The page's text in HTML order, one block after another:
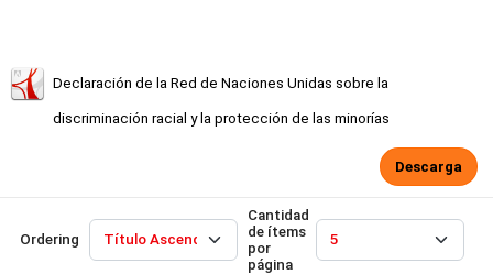
Declaración de la Red de Naciones Unidas sobre la
discriminación racial y la protección de las minorías
Descarga
Ordering
Cantidad
de ítems
por
página